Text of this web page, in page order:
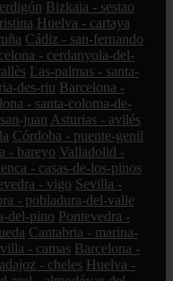
Bizkaia - sestao
Huelva - cartaya
Cádiz - san-fernando
- cerdanyola-del-
Las-palmas - santa-
des-riu Barcelona -
- santa-coloma-de-
juan Asturias - avilés
Córdoba - puente-genil
- bareyo Valladolid -
- casas-de-los-pinos
- vigo Sevilla -
- pobladura-del-valle
del-pino Pontevedra -
Cantabria - marina-
- camas Barcelona -
- cheles Huelva -